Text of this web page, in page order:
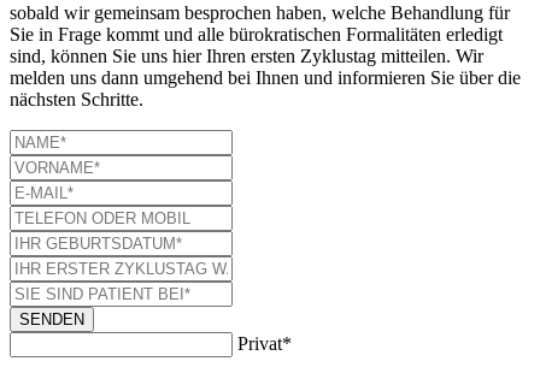
sobald wir gemeinsam besprochen haben, welche Behandlung für
Sie in Frage kommt und alle bürokratischen Formalitäten erledigt
sind, können Sie uns hier Ihren ersten Zyklustag mitteilen. Wir
melden uns dann umgehend bei Ihnen und informieren Sie über die
nächsten Schritte.
SENDEN
Privat*